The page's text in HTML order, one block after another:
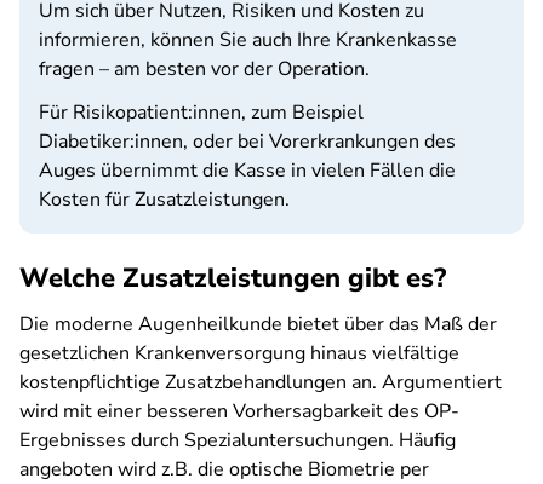
Um sich über Nutzen, Risiken und Kosten zu
informieren, können Sie auch Ihre Krankenkasse
fragen – am besten vor der Operation.
Für Risikopatient:innen, zum Beispiel
Diabetiker:innen, oder bei Vorerkrankungen des
Auges übernimmt die Kasse in vielen Fällen die
Kosten für Zusatzleistungen.
Welche Zusatzleistungen gibt es?
Die moderne Augenheilkunde bietet über das Maß der
gesetzlichen Krankenversorgung hinaus vielfältige
kostenpflichtige Zusatzbehandlungen an. Argumentiert
wird mit einer besseren Vorhersagbarkeit des OP-
Ergebnisses durch Spezialuntersuchungen. Häufig
angeboten wird z.B. die optische Biometrie per